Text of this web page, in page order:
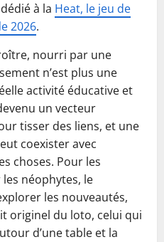
à la Heat, le jeu de
2026.
nourri par une
n’est plus une
activité éducative et
un vecteur
tisser des liens, et une
coexister avec
choses. Pour les
néophytes, le
les nouveautés,
originel du loto, celui qui
d’une table et la